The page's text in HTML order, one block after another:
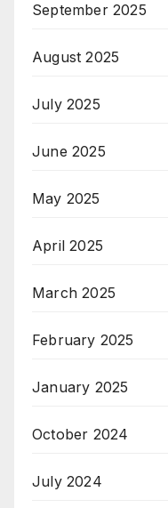
September 2025
August 2025
July 2025
June 2025
May 2025
April 2025
March 2025
February 2025
January 2025
October 2024
July 2024